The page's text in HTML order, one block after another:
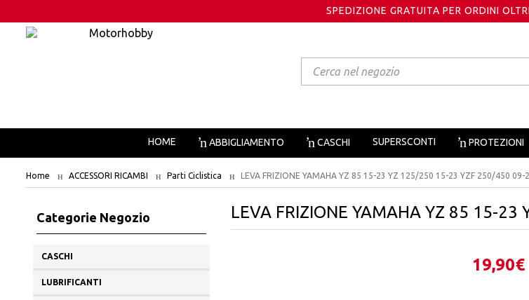
SPEDIZIONE GRATUITA PER ORDINI
Products
search
HOME ABBIGLIAMENTO CASCHI SUPERSCONTI PROTEZIONI
Home ACCESSORI RICAMBI Parti Ciclistica LEVA FRIZIONE YAMAHA YZ 85 15-23 YZ 125/250 15-23 YZF 250/450 09-
Categorie Negozio
CASCHI
LUBRIFICANTI
LEVA FRIZIONE YAMAHA YZ 85 15-
19,90€